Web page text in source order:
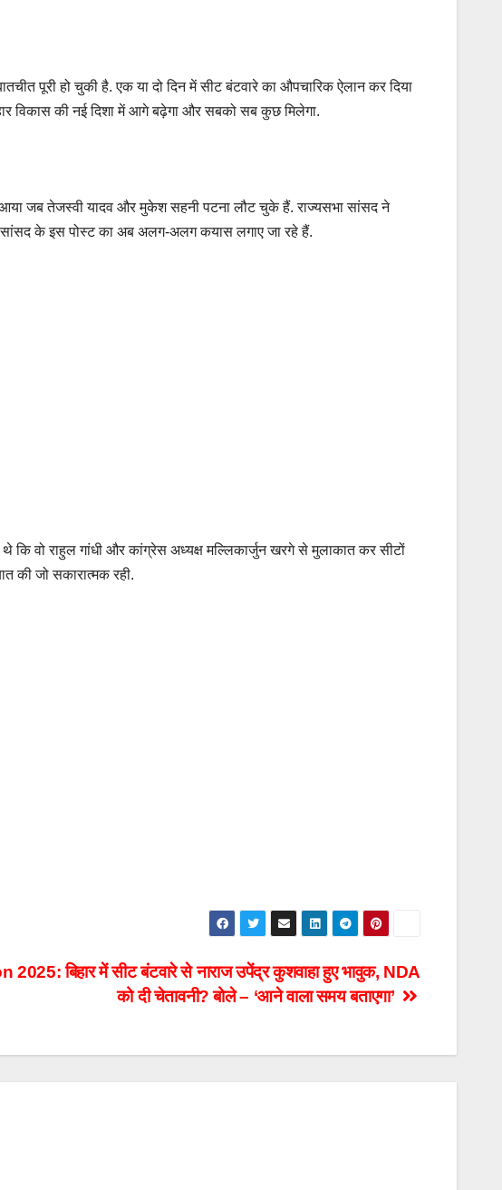
पूरी हो चुकी है. एक या दो दिन में सीट बंटवारे का औपचारिक ऐलान कर दिया
विकास की नई दिशा में आगे बढ़ेगा और सबको सब कुछ मिलेगा.
जब तेजस्वी यादव और मुकेश सहनी पटना लौट चुके हैं. राज्यसभा सांसद ने
सांसद के इस पोस्ट का अब अलग-अलग कयास लगाए जा रहे हैं.
वो राहुल गांधी और कांग्रेस अध्यक्ष मल्लिकार्जुन खरगे से मुलाकात कर सीटों
की जो सकारात्मक रही.
बिहार में सीट बंटवारे से नाराज उपेंद्र कुशवाहा हुए भावुक, NDA
को दी चेतावनी? बोले – ‘आने वाला समय बताएगा’